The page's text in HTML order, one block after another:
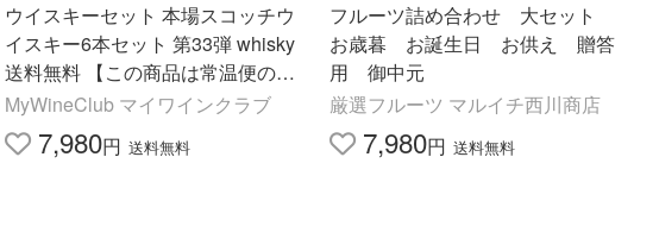
ウイスキーセット 本場スコッチウ
イスキー6本セット 第33弾 whisky
送料無料 【この商品は常温便のみ
での販売となります】
MyWineClub マイワインクラブ
7,980円 送料無料
フルーツ詰め合わせ 大セット
お歳暮 お誕生日 お供え 贈答
用 御中元
厳選フルーツ マルイチ西川商店
7,980円 送料無料